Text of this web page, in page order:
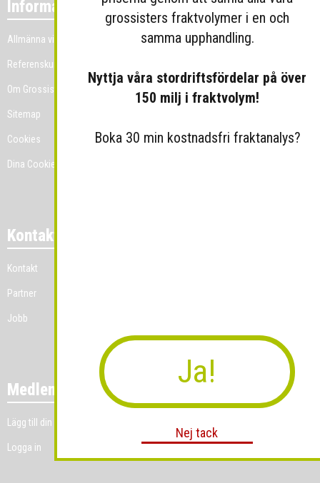
Information
Allmänna villkor
Referenskunder
Om Grossist.se
Sitemap
Cookies
Dina Cookie-prefenser
Kontakt
Kontakt
Partner
Jobb
Medlemmar
Lägg till din grossistverksamhet
Logga in
grossisters fraktvolymer i en och
samma upphandling.
Nyttja våra stordriftsfördelar på över
150 milj i fraktvolym!
Boka 30 min kostnadsfri fraktanalys?
Ja!
Nej tack